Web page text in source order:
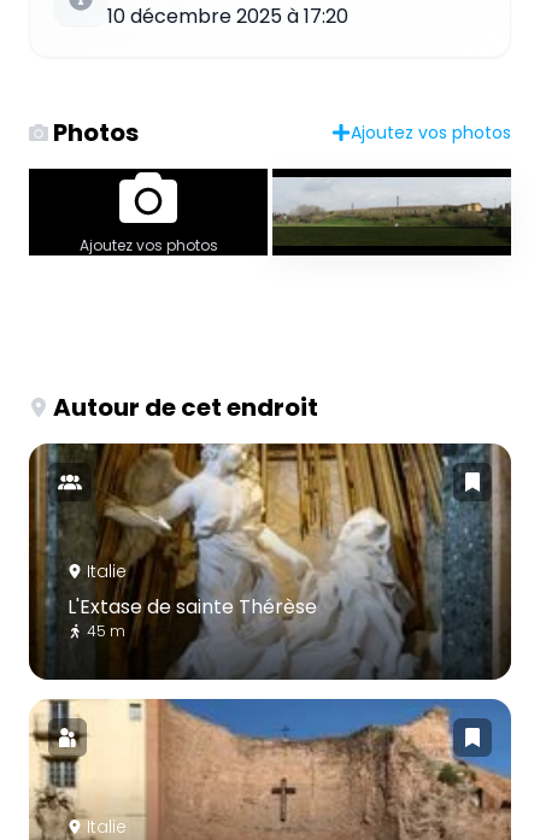
10 décembre 2025 à 17:20
Photos Ajoutez vos photos
Ajoutez vos photos
Autour de cet endroit
Italie
L'Extase de sainte Thérèse
45 m
Italie